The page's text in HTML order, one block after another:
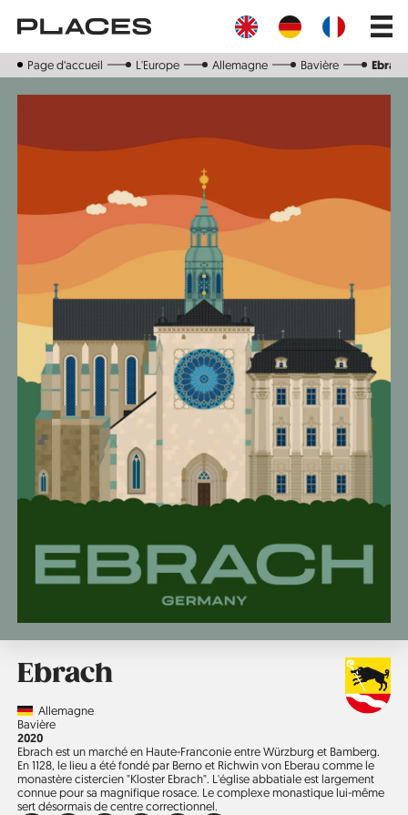
contenu
Main
Page d‘accueil L'Europe Allemagne Bavière Ebrach
Ebrach
CountryAllemagne
Région
Bavière
Année
2020
Ebrach est un marché en Haute-Franconie entre Würzburg et Bamberg.
En 1128, le lieu a été fondé par Berno et Richwin von Eberau comme le
monastère cistercien "Kloster Ebrach". L'église abbatiale est largement
connue pour sa magnifique rosace. Le complexe monastique lui-même
sert désormais de centre correctionnel.